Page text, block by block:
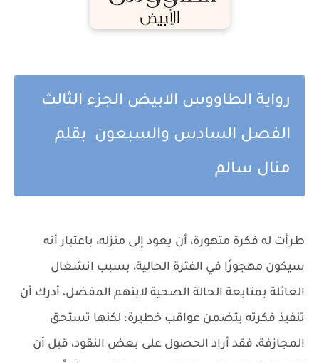
رواية الطاووس الابيض الجزء الثالث
الفصل السادس والسبعون بقلم
منال سالم
طرأت له فكرة متهورة، أن يعود إلى منزله، باعتبار أنه
سيكون مهجورًا في الفترة الحالية، بسبب انشغال
العائلة بمتابعة الحالة الصحية لابنهم المفضل، أدرك أن
تنفيذ فكرته يتضمن عواقب خطيرة؛ لكنها تستحق
المجازفة، فقد أراد الحصول على بعض النقود، قبل أن